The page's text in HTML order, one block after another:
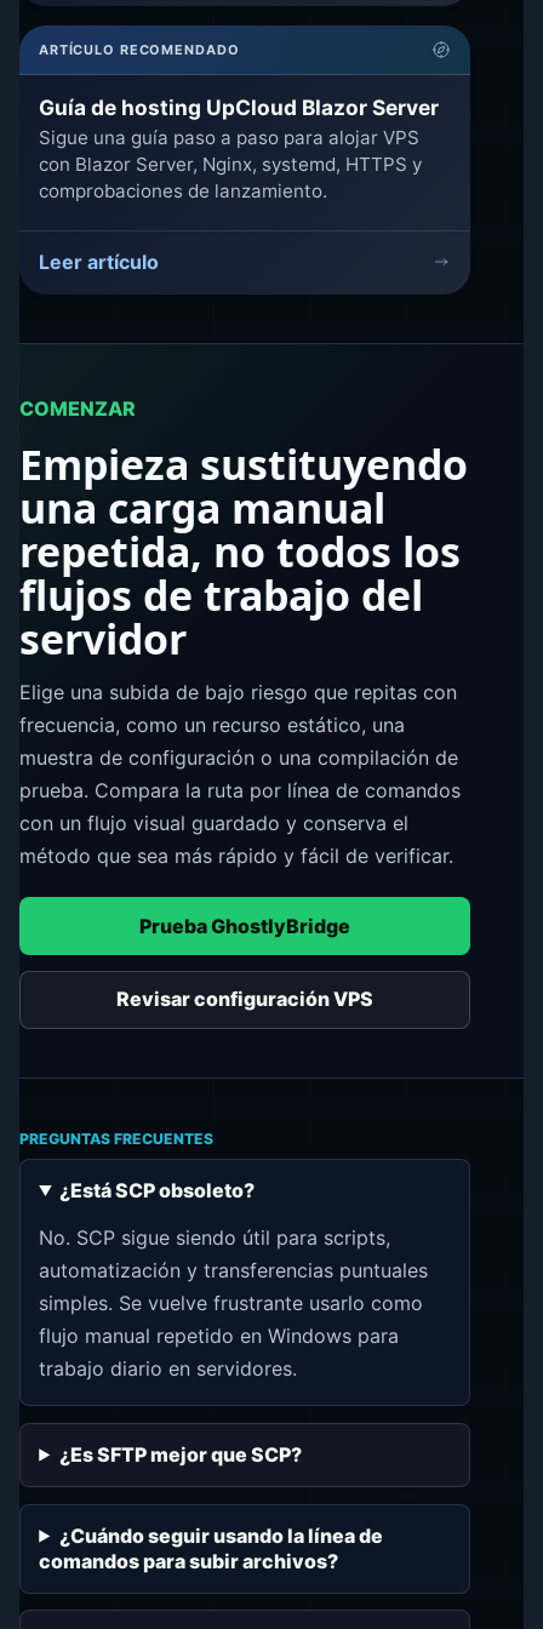
ARTÍCULO RECOMENDADO
Guía de hosting UpCloud Blazor Server
Sigue una guía paso a paso para alojar VPS
con Blazor Server, Nginx, systemd, HTTPS y
comprobaciones de lanzamiento.
Leer artículo
COMENZAR
Empieza sustituyendo
una carga manual
repetida, no todos los
flujos de trabajo del
servidor
Elige una subida de bajo riesgo que repitas con
frecuencia, como un recurso estático, una
muestra de configuración o una compilación de
prueba. Compara la ruta por línea de comandos
con un flujo visual guardado y conserva el
método que sea más rápido y fácil de verificar.
Prueba GhostlyBridge
Revisar configuración VPS
PREGUNTAS FRECUENTES
¿Está SCP obsoleto?
No. SCP sigue siendo útil para scripts,
automatización y transferencias puntuales
simples. Se vuelve frustrante usarlo como
flujo manual repetido en Windows para
trabajo diario en servidores.
¿Es SFTP mejor que SCP?
¿Cuándo seguir usando la línea de
comandos para subir archivos?